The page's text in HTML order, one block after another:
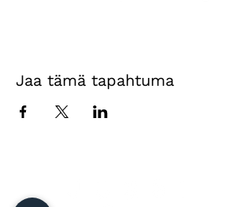
Jaa tämä tapahtuma